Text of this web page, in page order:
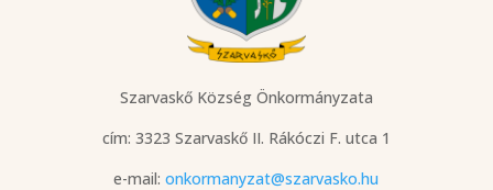
Szarvaskő Község Önkormányzata
cím: 3323 Szarvaskő II. Rákóczi F. utca 1
e-mail:onkormanyzat@szarvasko.hu